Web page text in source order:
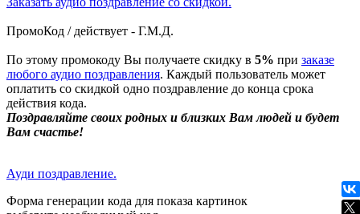
ПромоКод / действует - Г.М.Д.
По этому промокоду Вы получаете скидку в 5% при заказе
любого аудио поздравления. Каждый пользователь может
оплатить со скидкой одно поздравление до конца срока
действия кода.
Поздравляйте своих родных и близких Вам людей и будет
Вам счастье!
Ауди поздравление.
Форма генерации кода для показа картинок